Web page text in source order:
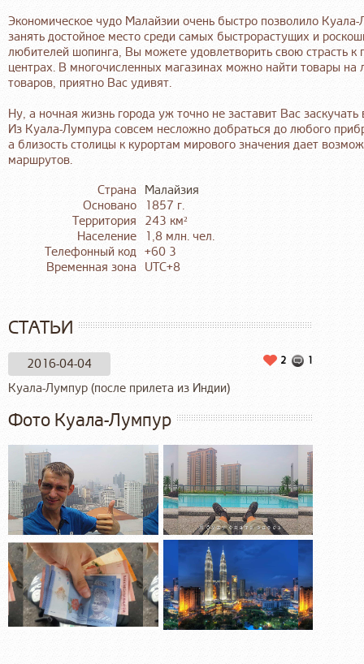
Экономическое чудо Малайзии очень быстро позволило
занять достойное место среди самых быстрорастущих и
любителей шопинга, Вы можете удовлетворить свою страсть
центрах. В многочисленных магазинах можно найти товары
товаров, приятно Вас удивят.
Ну, а ночная жизнь города уж точно не заставит Вас
Из Куала-Лумпура совсем несложно добраться до любого
а близость столицы к курортам мирового значения дает
маршрутов.
Страна
Малайзия
Основано
1857 г.
Территория
243 км²
Население
1,8 млн. чел.
Телефонный код +60 3
Временная зона
UTC+8
СТАТЬИ
2016-04-04 1
2
Куала-Лумпур (после прилета из Индии)
Фото Куала-Лумпур